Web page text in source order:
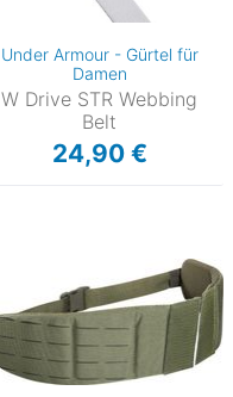
Under Armour - Gürtel für
Damen
W Drive STR Webbing
Belt
24,90 €